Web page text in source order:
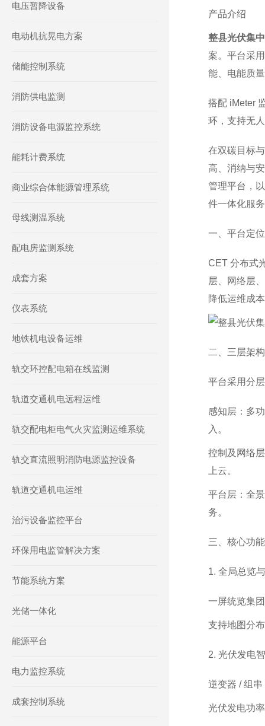
电压暂降设备
电动机抗晃电方案
储能控制系统
消防供电监测
消防设备电源监控系统
能耗计费系统
商业综合体能源管理系统
母线测温系统
配电房监测系统
成套方案
仪表系统
地铁机电设备运维
轨交环控配电箱在线监测
轨道交通机电远程运维
轨交配电柜电气火灾监测运维系统
轨交直流照明消防电源监控设备
轨道交通机电运维
治污设备监控平台
环保用电监管解决方案
节能系统方案
光储一体化
能源平台
电力监控系统
成套控制系统
产品介绍
整县光伏集
案。平台采
能、电能质
搭配 iMeter
环，支持无
在双碳目标
高、消纳与
管理平台，
件一体化服
一、平台定
CET 分布式
层、网络层
降低运维成
二、三层架
平台采用分
感知层：多
入。
控制及网络
上云。
平台层：全
务。
三、核心功
1. 全局总览
一屏统览集
支持地图分
2. 光伏发电
逆变器 / 组
光伏发电功